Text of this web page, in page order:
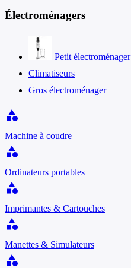
Électroménagers
Petit électroménager
Climatiseurs
Gros électroménager
category
Machine à coudre
category
Ordinateurs portables
category
Imprimantes & Cartouches
category
Manettes & Simulateurs
category